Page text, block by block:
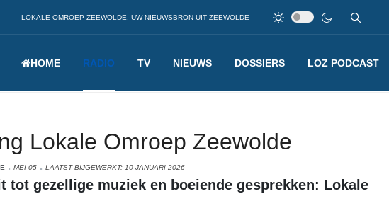
LOKALE OMROEP ZEEWOLDE, UW NIEUWSBRON UIT ZEEWOLDE
HOME RADIO TV NIEUWS DOSSIERS LOZ PODCAST
Lokale Omroep Zeewolde
MEI 05 LAATST BIJGEWERKT: 10 JANUARI 2026